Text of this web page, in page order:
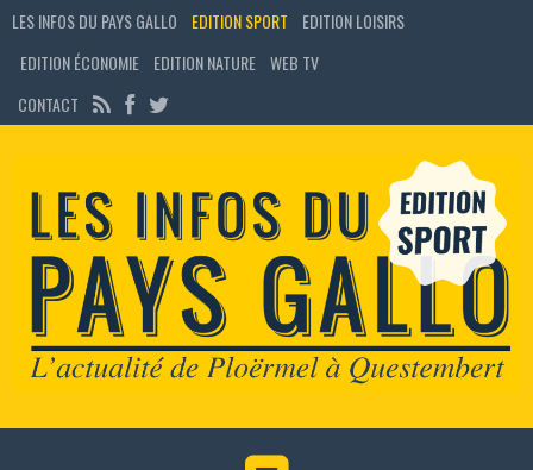
LES INFOS DU PAYS GALLO EDITION SPORT
EDITION LOISIRS
EDITION ÉCONOMIE
EDITION NATURE WEB TV
CONTACT